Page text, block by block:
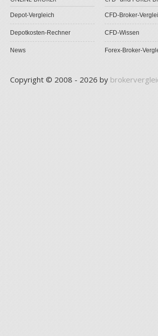
Depot-Vergleich
Depotkosten-Rechner
News
CFD-Broker-
CFD-Wissen
Forex-Broker-
Copyright © 2008 - 2026 by